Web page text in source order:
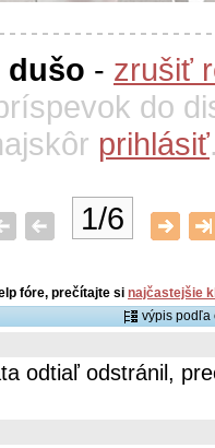
dušo - zrušiť
do
prihlásiť
1/6
fóre, prečítajte si najčastejšie
výpis
odtiaľ odstránil,